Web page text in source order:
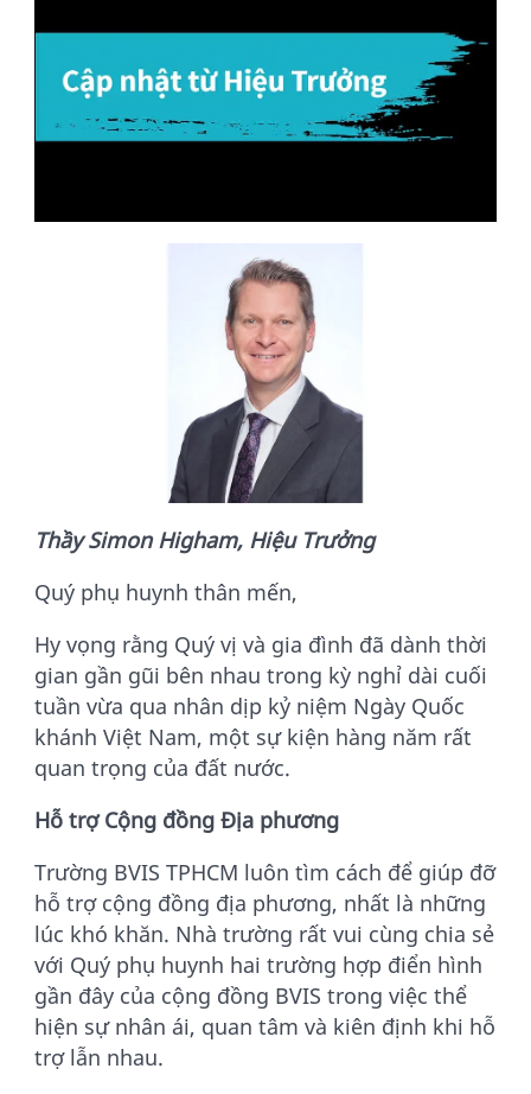
Thầy Simon Higham, Hiệu Trưởng
Quý phụ huynh thân mến,
Hy vọng rằng Quý vị và gia đình đã dành thời
gian gần gũi bên nhau trong kỳ nghỉ dài cuối
tuần vừa qua nhân dịp kỷ niệm Ngày Quốc
khánh Việt Nam, một sự kiện hàng năm rất
quan trọng của đất nước.
Hỗ trợ Cộng đồng Địa phương
Trường BVIS TPHCM luôn tìm cách để giúp đỡ
hỗ trợ cộng đồng địa phương, nhất là những
lúc khó khăn. Nhà trường rất vui cùng chia sẻ
với Quý phụ huynh hai trường hợp điển hình
gần đây của cộng đồng BVIS trong việc thể
hiện sự nhân ái, quan tâm và kiên định khi hỗ
trợ lẫn nhau.